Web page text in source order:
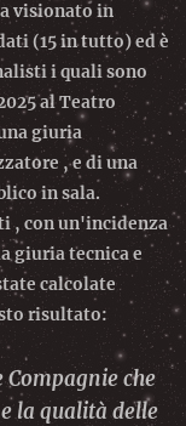
visionato in
(15 in tutto) ed è
i quali sono
al Teatro
giuria
, e di una
in sala.
, con un'incidenza
giuria tecnica e
calcolate
risultato:
che
la qualità delle